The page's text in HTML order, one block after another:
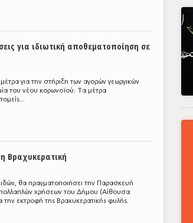
για ιδιωτική αποθεματοποίηση σε
για την στήριξη των αγορών γεωργικών
του νέου κορωνοϊού. Τα μέτρα
Βραχυκερατική
θα πραγματοποιήσει την Παρασκευή
πολλαπλών χρήσεων του Δήμου (Αίθουσα
εκτροφή της Βραχυκερατικής φυλής.